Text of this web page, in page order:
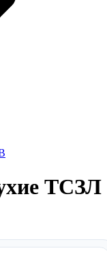
ТСЗЛ